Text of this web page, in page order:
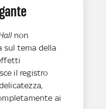
non
sul tema della
il registro
ai